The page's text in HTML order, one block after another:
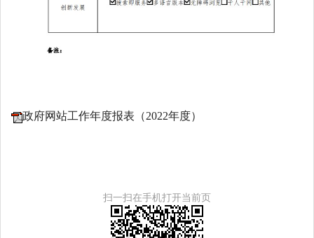
政府网站工作年度报表（2022年度）
扫一扫在手机打开当前页